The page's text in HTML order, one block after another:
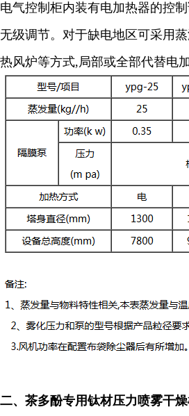
电气控制柜内装有电加热器的控
无级调节。对于缺电地区可采用
热风炉等方式,局部或全部代替电
二、 茶多酚专用钛材压力喷雾干